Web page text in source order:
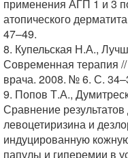
применения АГП 1 и 3
атопического
47–49.
8. Купельская Н.А.,
Современная терапия
врача. 2008. № 6. С.
9. Попов Т.А.,
Сравнение
левоцетиризина и
индуцированную
папулы и гиперемии в